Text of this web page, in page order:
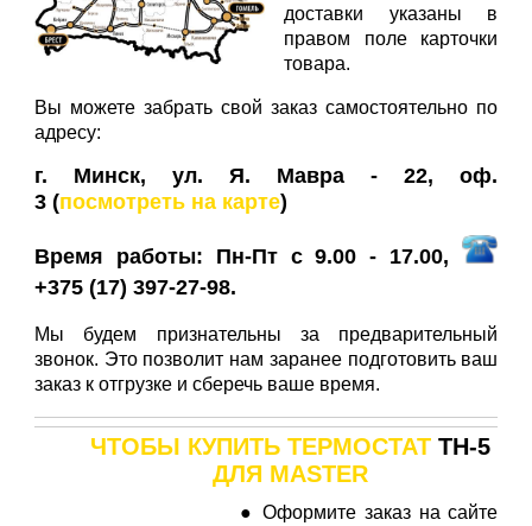
доставки указаны в
правом поле карточки
товара.
Вы можете забрать свой заказ самостоятельно по
адресу:
г. Минск, ул. Я. Мавра - 22, оф.
3 (посмотреть на карте)
Время работы: Пн-Пт с 9.00 - 17.00,
+375 (17) 397-27-98.
Мы будем признательны за предварительный
звонок. Это позволит нам заранее подготовить ваш
заказ к отгрузке и сберечь ваше время.
ЧТОБЫ КУПИТЬ ТЕРМОСТАТ ТН-5
ДЛЯ MASTER
● Оформите заказ на сайте